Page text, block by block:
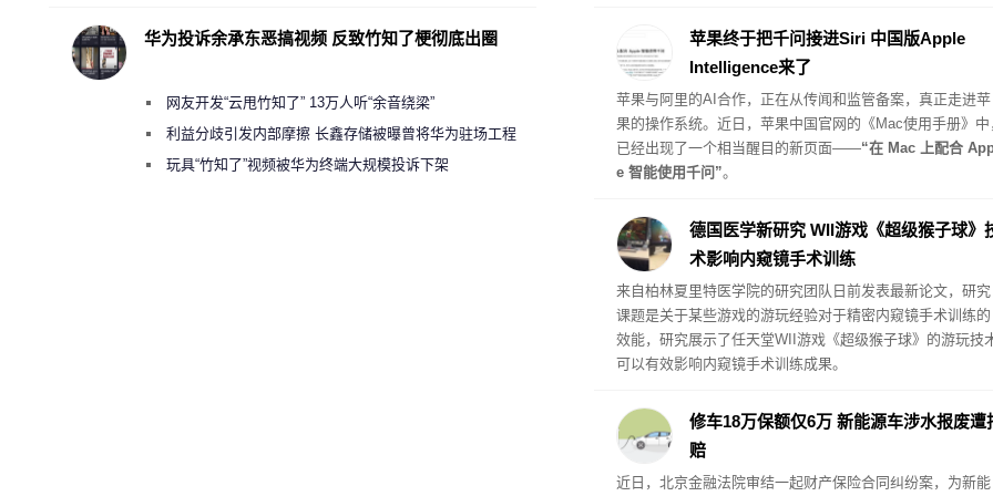
苹果终于把千问接进Siri 中国版Apple
Intelligence来了
苹果与阿里的AI合作，正在从传闻和监管备案，真正走进苹
果的操作系统。近日，苹果中国官网的《Mac使用手册》中
已经出现了一个相当醒目的新页面——“在 Mac 上配合
e 智能使用千问”。
德国医学新研究 WII游戏《超级猴子球》
术影响内窥镜手术训练
来自柏林夏里特医学院的研究团队日前发表最新论文，研究
课题是关于某些游戏的游玩经验对于精密内窥镜手术训练的
效能，研究展示了任天堂WII游戏《超级猴子球》的游玩技
可以有效影响内窥镜手术训练成果。
修车18万保额仅6万 新能源车涉水报废遭
赔
近日，北京金融法院审结一起财产保险合同纠纷案，为新能
华为投诉余承东恶搞视频 反致竹知了梗彻底出圈
网友开发“云甩竹知了” 13万人听“余音绕梁”
利益分歧引发内部摩擦 长鑫存储被曝曾将华为驻场工程
师驱逐出研发基地
玩具“竹知了”视频被华为终端大规模投诉下架